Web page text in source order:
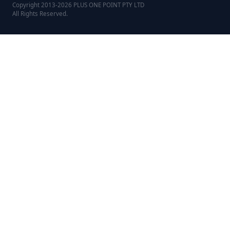
Copyright 2013-2026 PLUS ONE POINT PTY LTD
All Rights Reserved.